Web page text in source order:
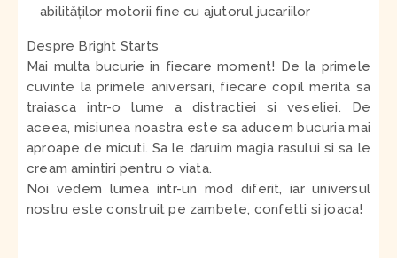
abilităților motorii fine cu ajutorul jucariilor
Despre Bright Starts
Mai multa bucurie in fiecare moment! De la primele
cuvinte la primele aniversari, fiecare copil merita sa
traiasca intr-o lume a distractiei si veseliei. De
aceea, misiunea noastra este sa aducem bucuria mai
aproape de micuti. Sa le daruim magia rasului si sa le
cream amintiri pentru o viata.
Noi vedem lumea intr-un mod diferit, iar universul
nostru este construit pe zambete, confetti si joaca!